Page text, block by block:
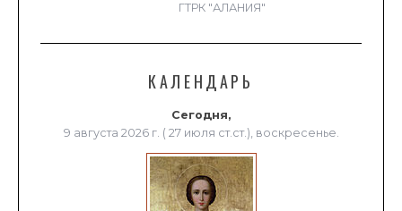
ГТРК "АЛАНИЯ"
КАЛЕНДАРЬ
Сегодня,
9 августа 2026 г. ( 27 июля ст.ст.), воскресенье.